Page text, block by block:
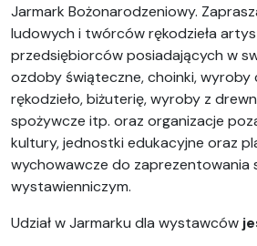
Jarmark Bożonarodzeniowy.
ludowych i twórców rękodzieła
przedsiębiorców posiadających w
ozdoby świąteczne, choinki, wyroby
rękodzieło, biżuterię, wyroby z
spożywcze itp. oraz organizacje
kultury, jednostki edukacyjne oraz
wychowawcze do zaprezentowania
wystawienniczym.
Udział w Jarmarku dla wystawców